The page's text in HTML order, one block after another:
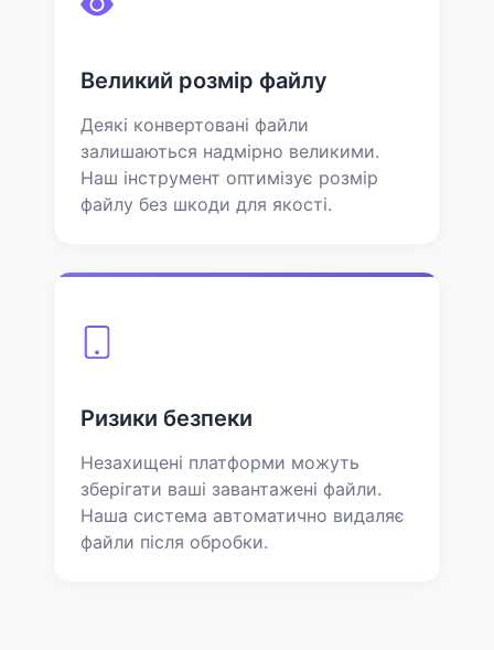
Великий розмір файлу
Деякі конвертовані файли
залишаються надмірно великими.
Наш інструмент оптимізує розмір
файлу без шкоди для якості.
Ризики безпеки
Незахищені платформи можуть
зберігати ваші завантажені файли.
Наша система автоматично видаляє
файли після обробки.